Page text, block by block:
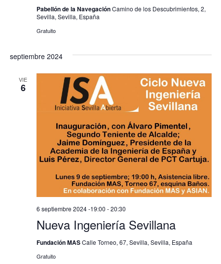
Pabellón de la NavegaciónCamino de los Descubrimientos, 2,
Sevilla, Sevilla, España
Gratuito
septiembre 2024
VIE
6
Nueva Ingeniería Sevillana
6 septiembre 2024 -19:00 -20:30
Fundación MASCalle Torneo, 67, Sevilla, Sevilla, España
Gratuito